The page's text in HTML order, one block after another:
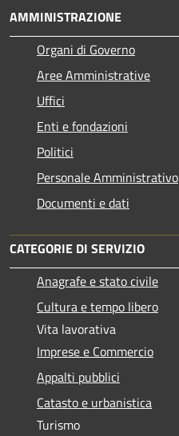
AMMINISTRAZIONE
Organi di Governo
Aree Amministrative
Uffici
Enti e fondazioni
Politici
Personale Amministrativo
Documenti e dati
CATEGORIE DI SERVIZIO
Anagrafe e stato civile
Cultura e tempo libero
Vita lavorativa
Imprese e Commercio
Appalti pubblici
Catasto e urbanistica
Turismo